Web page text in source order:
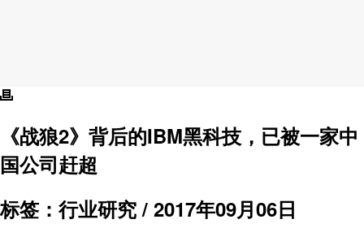
《战狼2》背后的IBM黑科技，已被一家中
国公司赶超
标签：行业研究 / 2017年09月06日